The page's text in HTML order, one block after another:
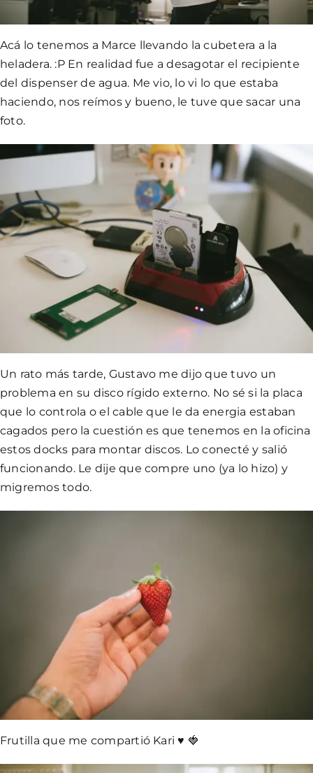
Acá lo tenemos a Marce llevando la cubetera a la
heladera. :P En realidad fue a desagotar el recipiente
del dispenser de agua. Me vio, lo vi lo que estaba
haciendo, nos reímos y bueno, le tuve que sacar una
foto.
Un rato más tarde, Gustavo me dijo que tuvo un
problema en su disco rígido externo. No sé si la placa
que lo controla o el cable que le da energia estaban
cagados pero la cuestión es que tenemos en la oficina
estos docks para montar discos. Lo conecté y salió
funcionando. Le dije que compre uno (ya lo hizo) y
migremos todo.
Frutilla que me compartió Kari ♥️ 🍓